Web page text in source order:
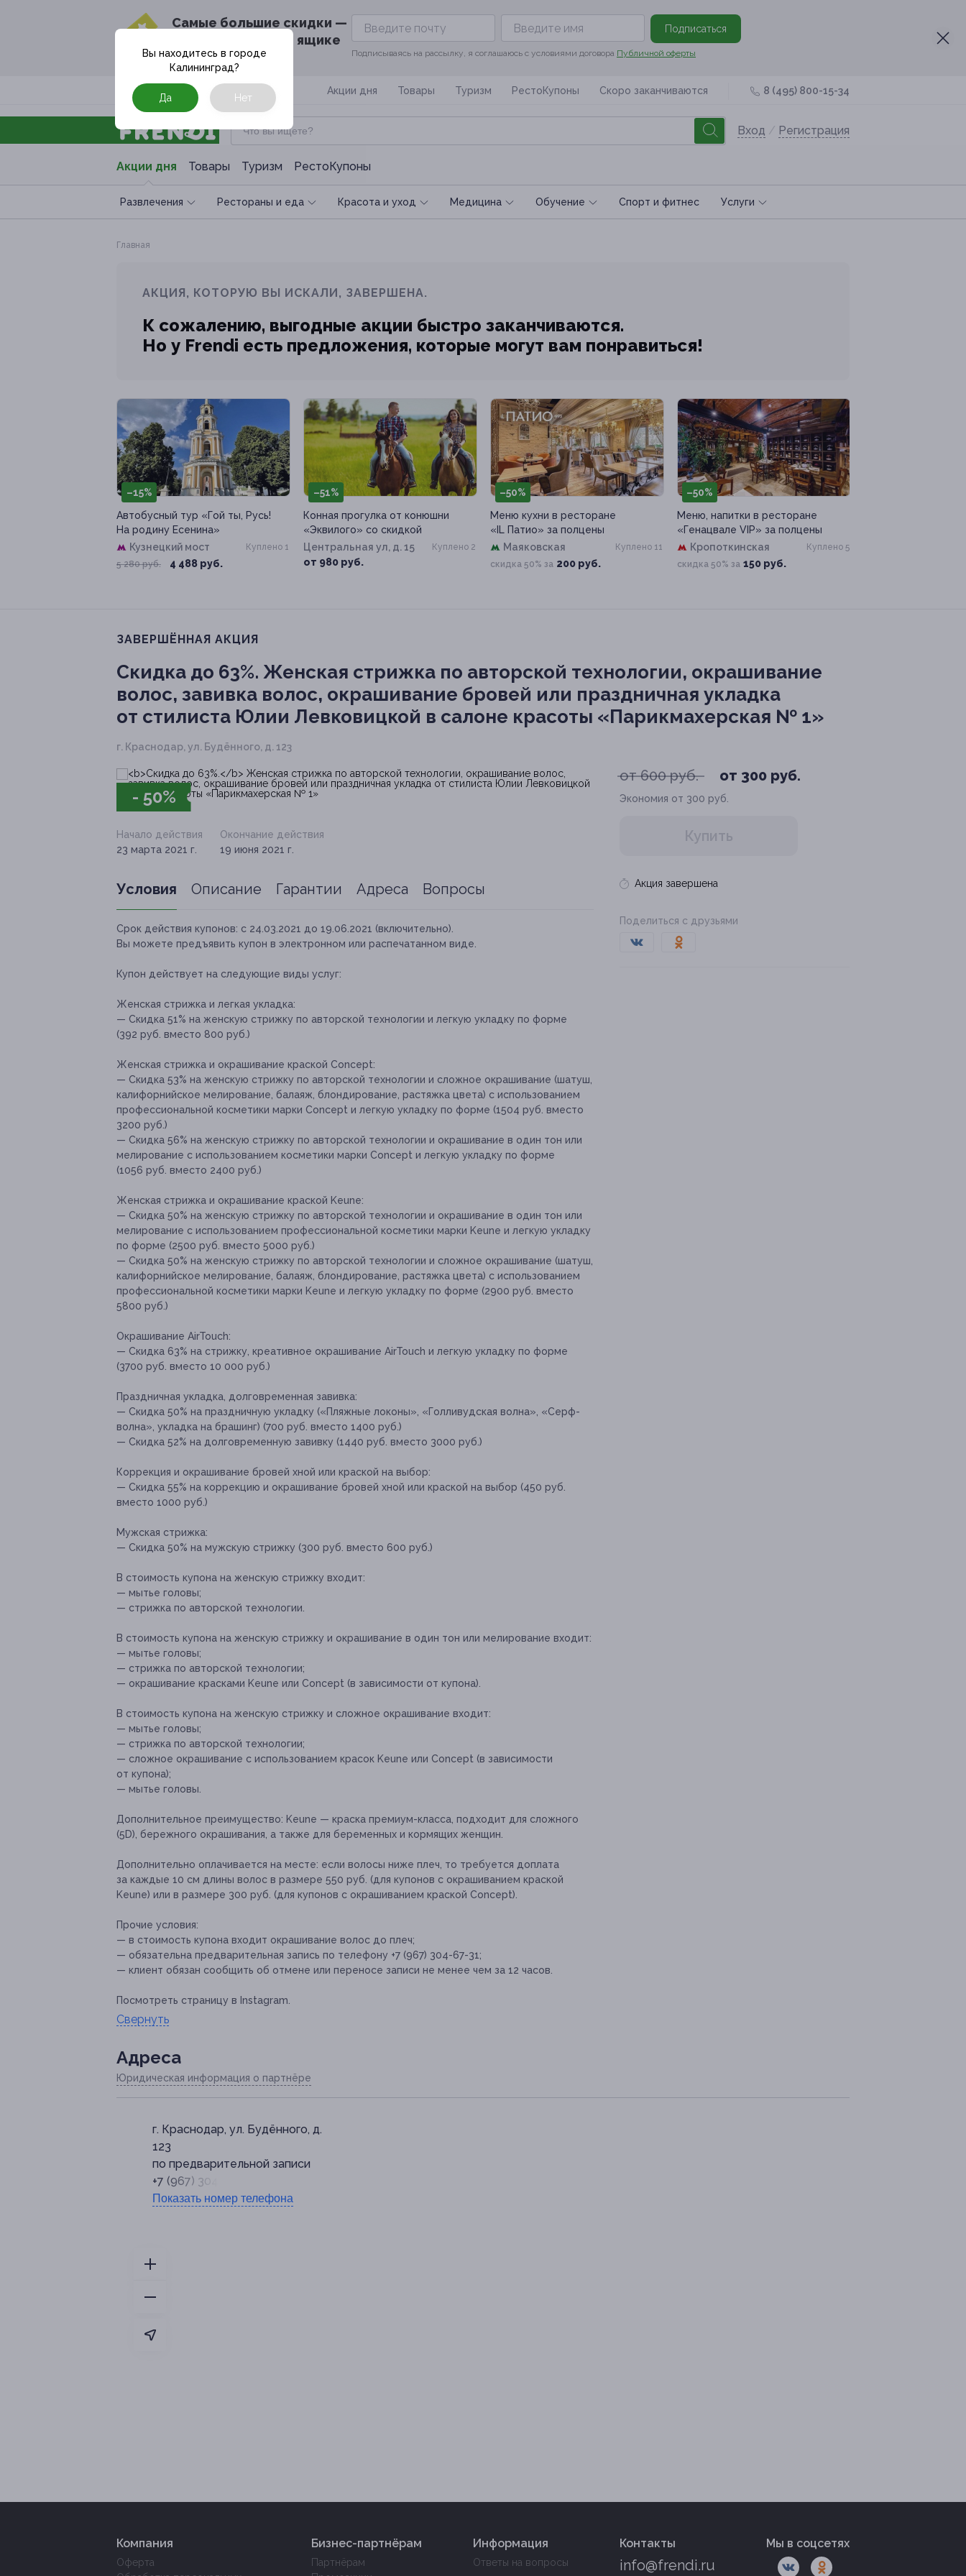
Cамые большие скидки —
в твоём почтовом ящике
Подписаться
Подписываясь на рассылку, я соглашаюсь с условиями договора Публичной оферты
Москва Акции дня Товары Туризм РестоКупоны Скоро заканчиваются 8 (495) 800-15-34
Вход / Регистрация
Акции дня Товары Туризм РестоКупоны
Развлечения Рестораны и еда Красота и уход Медицина Обучение Спoрт и фитнес Услуги
Вы находитесь в городе
Калининград?
Да Нет
Главная
АКЦИЯ, КОТОРУЮ ВЫ ИСКАЛИ, ЗАВЕРШЕНА.
К сожалению, выгодные акции быстро заканчиваются.
Но у Frendi есть предложения, которые могут вам понравиться!
–15%
Автобусный тур «Гой ты, Русь!
На родину Есенина»
Кузнецкий мост
5 280 руб. 4 488 руб.
Куплено 1
–51%
Конная прогулка от конюшни
«Эквилого» со скидкой
Центральная ул, д. 15
от 980 руб.
Куплено 2
–50%
Меню кухни в ресторане
«IL Патио» за полцены
Маяковская
скидка 50% за 200 руб.
Куплено 11
–50%
Меню, напитки в ресторане
«Генацвале VIP» за полцены
Кропоткинская
скидка 50% за 150 руб.
Куплено 5
ЗАВЕРШЁННАЯ АКЦИЯ
Скидка до 63%. Женская стрижка по авторской технологии, окрашивание
волос, завивка волос, окрашивание бровей или праздничная укладка
от стилиста Юлии Левковицкой в салоне красоты «Парикмахерская № 1»
г. Краснодар, ул. Будённого, д. 123
- 50%
от 600 руб. от 300 руб.
Экономия от 300 руб.
Купить
Акция завершена
Поделиться с друзьями
Начало действия
23 марта 2021 г.
Окончание действия
19 июня 2021 г.
Условия Описание Гарантии Адреса Вопросы
Срок действия купонов: с 24.03.2021 до 19.06.2021 (включительно).
Вы можете предъявить купон в электронном или распечатанном виде.
Купон действует на следующие виды услуг:
Женская стрижка и легкая укладка:
— Скидка 51% на женскую стрижку по авторской технологии и легкую укладку по форме
(392 руб. вместо 800 руб.)
Женская стрижка и окрашивание краской Concept:
— Скидка 53% на женскую стрижку по авторской технологии и сложное окрашивание (шатуш,
калифорнийское мелирование, балаяж, блондирование, растяжка цвета) с использованием
профессиональной косметики марки Concept и легкую укладку по форме (1504 руб. вместо
3200 руб.)
— Скидка 56% на женскую стрижку по авторской технологии и окрашивание в один тон или
мелирование с использованием косметики марки Concept и легкую укладку по форме
(1056 руб. вместо 2400 руб.)
Женская стрижка и окрашивание краской Keune:
— Скидка 50% на женскую стрижку по авторской технологии и окрашивание в один тон или
мелирование с использованием профессиональной косметики марки Keune и легкую укладку
по форме (2500 руб. вместо 5000 руб.)
— Скидка 50% на женскую стрижку по авторской технологии и сложное окрашивание (шатуш,
калифорнийское мелирование, балаяж, блондирование, растяжка цвета) с использованием
профессиональной косметики марки Keune и легкую укладку по форме (2900 руб. вместо
5800 руб.)
Окрашивание АirTouch:
— Скидка 63% на стрижку, креативное окрашивание АirTouch и легкую укладку по форме
(3700 руб. вместо 10 000 руб.)
Праздничная укладка, долговременная завивка:
— Скидка 50% на праздничную укладку («Пляжные локоны», «Голливудская волна», «Серф-
волна», укладка на брашинг) (700 руб. вместо 1400 руб.)
— Скидка 52% на долговременную завивку (1440 руб. вместо 3000 руб.)
Коррекция и окрашивание бровей хной или краской на выбор:
— Скидка 55% на коррекцию и окрашивание бровей хной или краской на выбор (450 руб.
вместо 1000 руб.)
Мужская стрижка:
— Скидка 50% на мужскую стрижку (300 руб. вместо 600 руб.)
В стоимость купона на женскую стрижку входит:
— мытье головы;
— стрижка по авторской технологии.
В стоимость купона на женскую стрижку и окрашивание в один тон или мелирование входит:
— мытье головы;
— стрижка по авторской технологии;
— окрашивание красками Keune или Соncept (в зависимости от купона).
В стоимость купона на женскую стрижку и сложное окрашивание входит:
— мытье головы;
— стрижка по авторской технологии;
— сложное окрашивание с использованием красок Keune или Соncept (в зависимости
от купона);
— мытье головы.
Дополнительное преимущество: Keune — краска премиум-класса, подходит для сложного
(5D), бережного окрашивания, а также для беременных и кормящих женщин.
Дополнительно оплачивается на месте: если волосы ниже плеч, то требуется доплата
за каждые 10 см длины волос в размере 550 руб. (для купонов с окрашиванием краской
Keune) или в размере 300 руб. (для купонов с окрашиванием краской Concept).
Прочие условия:
— в стоимость купона входит окрашивание волос до плеч;
— обязательна предварительная запись по телефону +7 (967) 304-67-31;
— клиент обязан сообщить об отмене или переносе записи не менее чем за 12 часов.
Посмотреть страницу в Instagram.
Свернуть
Адресa
Юридическая информация о партнёре
г. Краснодар, ул. Будённого, д.
123
по предварительной записи
+7 (967) 304-67-31
Показать номер телефона
Компания
Оферта
Бизнес-партнёрам
Партнёрам
Информация
Ответы на вопросы
Контакты
info@frendi.ru
Мы в соцсетях